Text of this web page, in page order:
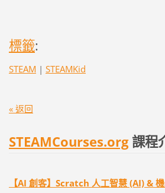
標籤:
STEAM | STEAMKid
« 返回
STEAMCourses.org課程
【AI 創客】Scratch 人工智慧 (AI) &